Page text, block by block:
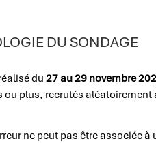
DU SONDAGE
du27 au 29 novembre
ou plus, recrutés aléatoirement
ne peut pas être associée